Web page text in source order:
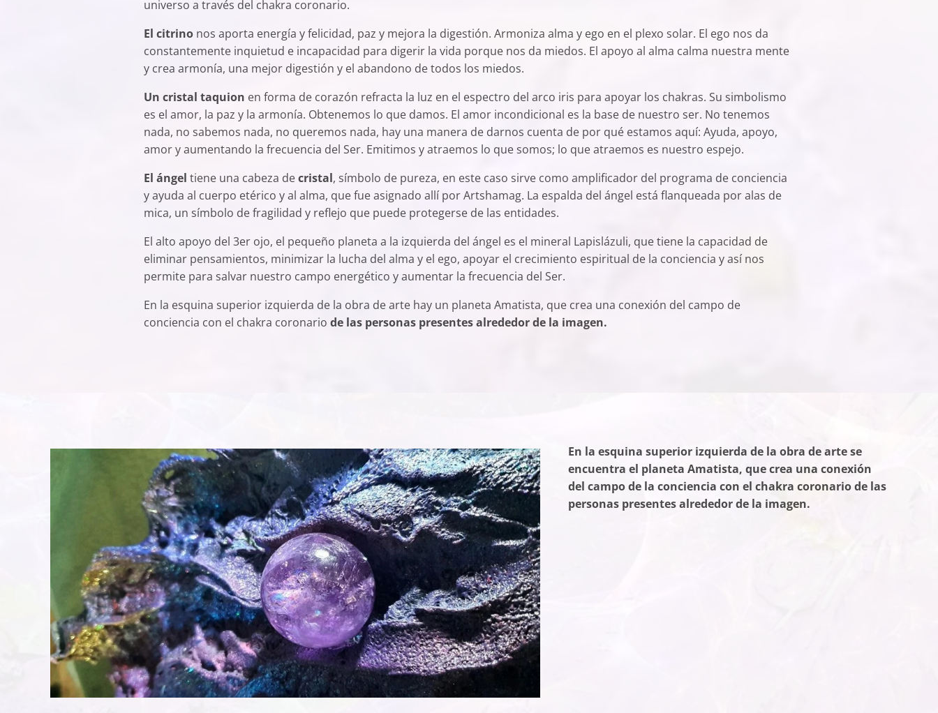
universo a través del chakra coronario.
El citrinonos aporta energía y felicidad, paz y mejora la digestión. Armoniza alma y ego en el plexo solar. El ego nos da
constantemente inquietud e incapacidad para digerir la vida porque nos da miedos. El apoyo al alma calma nuestra mente
y crea armonía, una mejor digestión y el abandono de todos los miedos.
Un cristal taquion en forma de corazón refracta la luz en el espectro del arco iris para apoyar los chakras. Su simbolismo
es el amor, la paz y la armonía. Obtenemos lo que damos. El amor incondicional es la base de nuestro ser. No tenemos
nada, no sabemos nada, no queremos nada, hay una manera de darnos cuenta de por qué estamos aquí: Ayuda, apoyo,
amor y aumentando la frecuencia del Ser. Emitimos y atraemos lo que somos; lo que atraemos es nuestro espejo.
El ángel tiene una cabeza decristal, símbolo de pureza, en este caso sirve como amplificador del programa de conciencia
y ayuda al cuerpo etérico y al alma, que fue asignado allí por Artshamag. La espalda del ángel está flanqueada por alas de
mica, un símbolo de fragilidad y reflejo que puede protegerse de las entidades.
El alto apoyo del 3er ojo, el pequeño planeta a la izquierda del ángel es el mineral Lapislázuli, que tiene la capacidad de
eliminar pensamientos, minimizar la lucha del alma y el ego, apoyar el crecimiento espiritual de la conciencia y así nos
permite para salvar nuestro campo energético y aumentar la frecuencia del Ser.
En la esquina superior izquierda de la obra de arte hay un planeta Amatista, que crea una conexión del campo de
conciencia con el chakra coronario de las personas presentes alrededor de la imagen.
En la esquina superior izquierda de la obra de arte se
encuentra el planeta Amatista, que crea una conexión
del campo de la conciencia con el chakra coronario de las
personas presentes alrededor de la imagen.